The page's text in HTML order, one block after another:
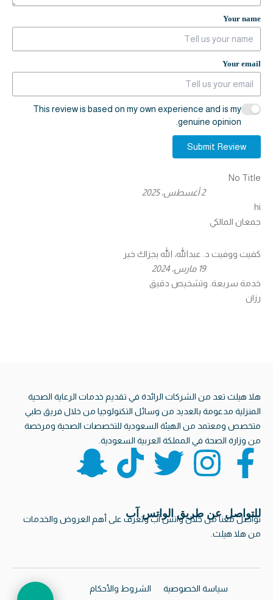
Your name
Your email
This review is based on my own experience and is my
genuine opinion.
Submit Review
No Title
2 أغسطس، 2025
hi
جمعان المالكي
كفيت ووفيت د. عبدالله، الله يجزاك خير
19 مارس، 2024
خدمة سريعة. وتشخيص دقيق
رزان
هلا هيلث تعد من الشركات الرائدة في تقديم خدمات الرعاية الصحية
المنزلية مدعومة بالعديد من وسائل التكنولوجيا من خلال فريق طبي
متخصص ومعتمد من الهيئة السعودية للتخصصات الصحية ومرخصة
من وزارة الصحة في المملكة العربية السعودية.
F
c
I
s
a
T
i
t
T
k
o
S
a
c
للتواصل عن طريق الواتس آب
تواصل معنا من خلال واتس آب وتعرف على أهم العروض والخدمات
من هلا هيلث.
سياسة الخصوصية الشروط والأحكام